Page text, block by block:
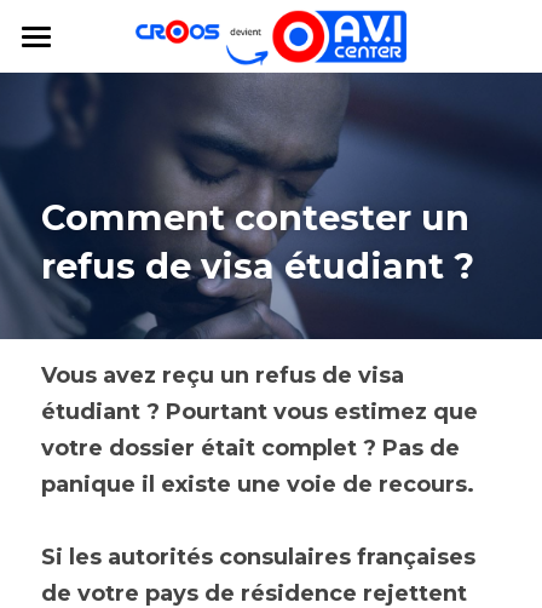
AVICENTER
Comment contester un
refus de visa étudiant ?
Vous avez reçu un refus de visa
étudiant ? Pourtant vous estimez que
votre dossier était complet ? Pas de
panique il existe une voie de recours.
Si les autorités consulaires françaises
de votre pays de résidence rejettent
LES CATÉGORIES DE LA BOUTIQUE
Toutes les catégories